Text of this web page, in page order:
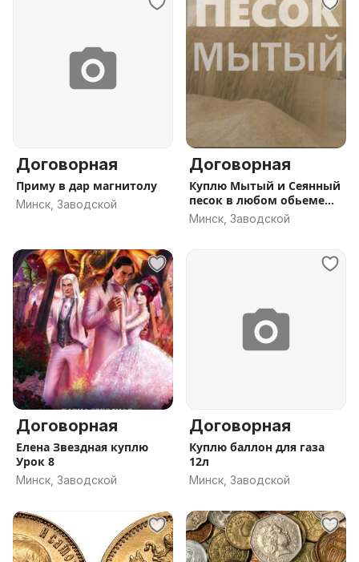
Договорная
Приму в дар магнитолу
Минск, Заводской
Договорная
Куплю Мытый и Сеянный
песок в любом обьеме
Минск
Минск, Заводской
Договорная
Елена Звездная куплю
Урок 8
Минск, Заводской
Договорная
Куплю баллон для газа
12л
Минск, Заводской